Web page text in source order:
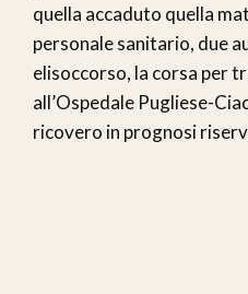
quella accaduto quella
personale sanitario, due
elisoccorso, la corsa per
all’Ospedale Pugliese-
ricovero in prognosi